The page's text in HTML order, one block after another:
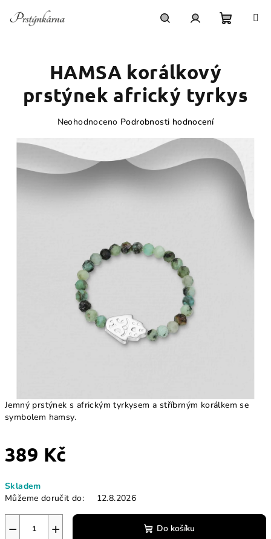
Jemný prstýnek s africkým tyrkysem a stříbrným korálkem se
symbolem hamsy.
389 Kč
cena:
Skladem
Můžeme doručit do:
12.8.2026
+
− Do košíku
HAMSA korálkový
prstýnek africký tyrkys
produktu
0,0
Neohodnoceno Podrobnosti hodnocení